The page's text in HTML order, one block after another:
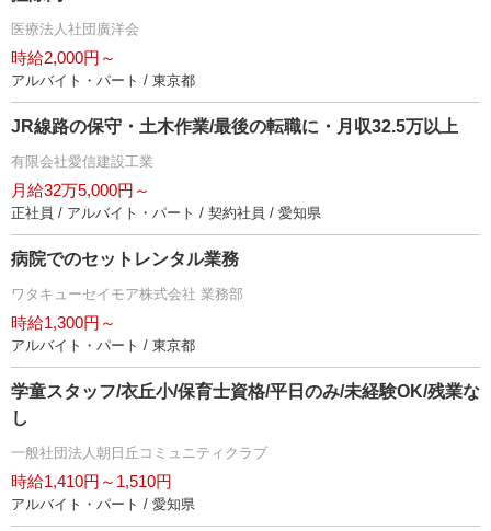
医療法人社団廣洋会
時給2,000円～
アルバイト・パート / 東京都
JR線路の保守・土木作業/最後の転職に・月収32.5万以上
有限会社愛信建設工業
月給32万5,000円～
正社員 / アルバイト・パート / 契約社員 / 愛知県
病院でのセットレンタル業務
ワタキューセイモア株式会社 業務部
時給1,300円～
アルバイト・パート / 東京都
学童スタッフ/衣丘小/保育士資格/平日のみ/未経験OK/残業な
し
一般社団法人朝日丘コミュニティクラブ
時給1,410円～1,510円
アルバイト・パート / 愛知県